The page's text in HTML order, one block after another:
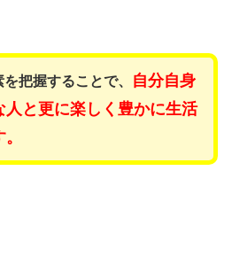
把握することで、
自分自身
人と更に楽しく豊かに生活